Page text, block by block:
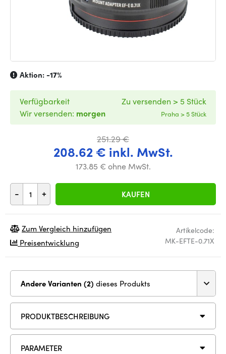
Aktion:-17%
251.29 €
208.62 € inkl. MwSt.
173.85 € ohne MwSt.
- + KAUFEN
Verfügbarkeit
Wir versenden: morgen
Zu versenden > 5 Stück
Praha > 5 Stück
Artikelcode:
MK-EFTE-0.71X
Zum Vergleich hinzufügen
Preisentwicklung
Andere Varianten (2) dieses Produkts
PRODUKTBESCHREIBUNG
PARAMETER